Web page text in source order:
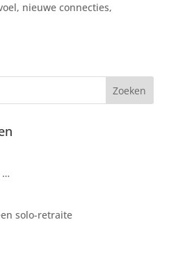
nieuwe connecties,
…
solo-retraite